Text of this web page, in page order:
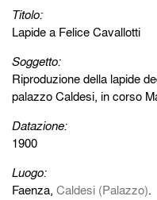
Titolo:
Lapide a Felice Cavallotti
Soggetto:
Riproduzione della lapide
palazzo Caldesi, in corso
Datazione:
1900
Luogo:
Faenza,Caldesi (Palazzo).